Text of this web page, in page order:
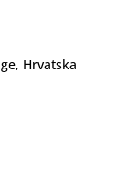
Hrvatska